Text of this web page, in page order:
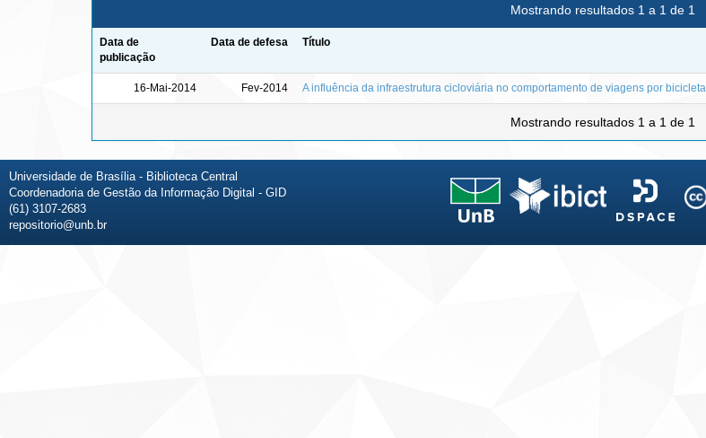
Mostrando resultados 1 a 1 de 1
Data de
publicação
Data de defesa Título
16-Mai-2014 Fev-2014 A influência da infraestrutura cicloviária no comportamento de viagens por bicicleta
Mostrando resultados 1 a 1 de 1
Universidade de Brasília - Biblioteca Central
Coordenadoria de Gestão da Informação Digital - GID
(61) 3107-2683
repositorio@unb.br